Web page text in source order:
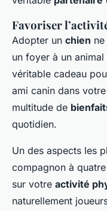
Favoriser
Adopter un chien
un foyer à un animal
véritable cadeau
ami canin dans
multitude de
quotidien.
Un des aspects les
compagnon à
sur votre activité
naturellement